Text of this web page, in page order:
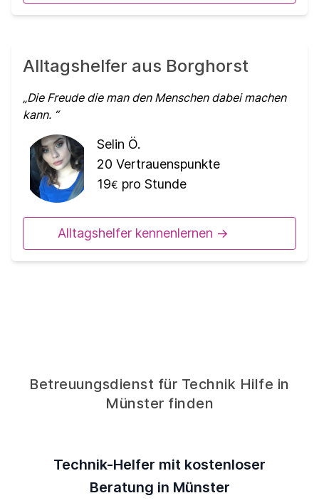
Alltagshelfer aus Borghorst
Die Freude die man den Menschen dabei machen
kann.
Selin Ö.
20 Vertrauenspunkte
19€ pro Stunde
Alltagshelfer kennenlernen ->
Betreuungsdienst für Technik Hilfe in
Münster finden
Technik-Helfer mit kostenloser
Beratung in Münster